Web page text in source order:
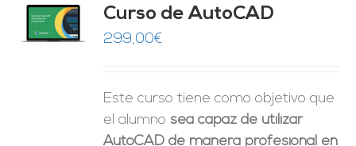
Curso de AutoCAD
299,00€
Este curso tiene como objetivo que
el alumno sea capaz de utilizar
AutoCAD de manera profesional en